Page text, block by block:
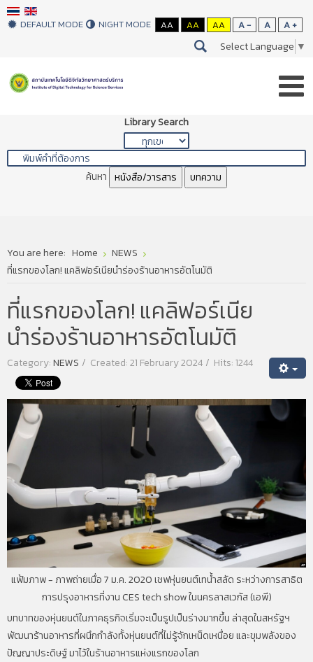
DEFAULT MODE NIGHT MODE AA AA AA A - A A +
Select Language ▼
Library Search
ค้นหา หนังสือ/วารสาร บทความ
You are here: Home
NEWS
ที่แรกของโลก! แคลิฟอร์เนียนำร่องร้านอาหารอัตโนมัติ
ที่แรกของโลก! แคลิฟอร์เนีย
นำร่องร้านอาหารอัตโนมัติ
Category:NEWS Created: 21 February 2024 Hits: 1244
แฟ้มภาพ - ภาพถ่ายเมื่อ 7 ม.ค. 2020 เชฟหุ่นยนต์เทน้ำสลัด ระหว่างการสาธิต
การปรุงอาหารที่งาน CES tech show ในนครลาสเวกัส (เอพี)
บทบาทของหุ่นยนต์ในภาคธุรกิจเริ่มจะเป็นรูปเป็นร่างมากขึ้น ล่าสุดในสหรัฐฯ
พัฒนาร้านอาหารที่ผนึกกำลังทั้งหุ่นยนต์ที่ไม่รู้จักเหน็ดเหนื่อย และขุมพลังของ
ปัญญาประดิษฐ์ มาไว้ในร้านอาหารแห่งแรกของโลก